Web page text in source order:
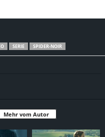
SERIE SPIDER-NOIR
Mehr vom Autor